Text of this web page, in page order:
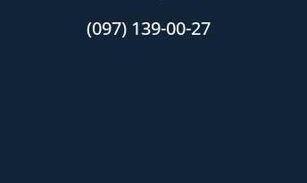
(097) 139-00-27